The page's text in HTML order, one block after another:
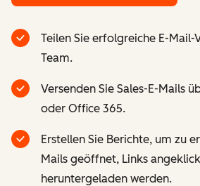
Teilen Sie erfolgreiche E-
Team.
Versenden Sie Sales-E-Mails
oder Office 365.
Erstellen Sie Berichte, um zu
Mails geöffnet, Links
heruntergeladen werden.